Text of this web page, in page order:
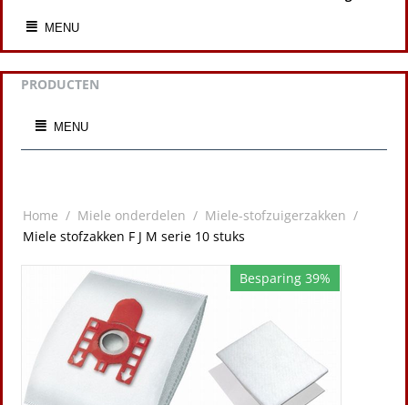
MENU
PRODUCTEN
MENU
Home / Miele onderdelen / Miele-stofzuigerzakken /
Miele stofzakken F J M serie 10 stuks
Besparing 39%